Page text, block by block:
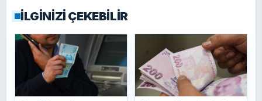
İLGİNİZİ ÇEKEBİLİR